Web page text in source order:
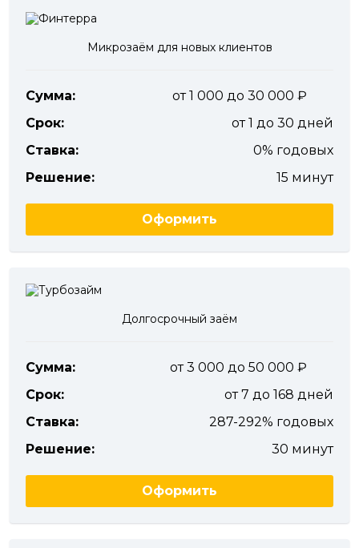
Микрозаём для новых клиентов
Сумма:
от 1 000 до 30 000
Срок:
от 1 до 30 дней
Ставка:
0% годовых
Решение:
15 минут
Оформить
Долгосрочный заём
Сумма:
от 3 000 до 50 000
Срок:
от 7 до 168 дней
Ставка:
287-292% годовых
Решение:
30 минут
Оформить